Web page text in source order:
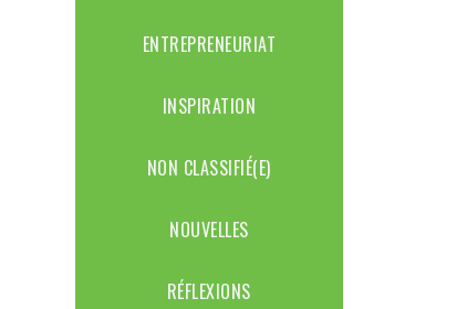
ENTREPRENEURIAT
INSPIRATION
NON CLASSIFIÉ(E)
NOUVELLES
RÉFLEXIONS